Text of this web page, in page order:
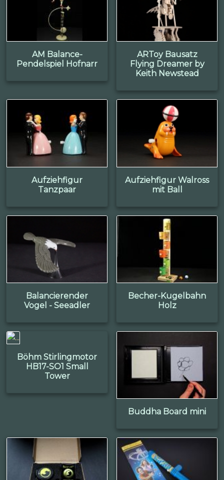
AM Balance-
Pendelspiel Hofnarr
ARToy Bausatz
Flying Dreamer by
Keith Newstead
Aufziehfigur
Tanzpaar
Aufziehfigur Walross
mit Ball
Balancierender
Vogel - Seeadler
Becher-Kugelbahn
Holz
Böhm Stirlingmotor
HB17-SO1 Small
Tower
Buddha Board mini